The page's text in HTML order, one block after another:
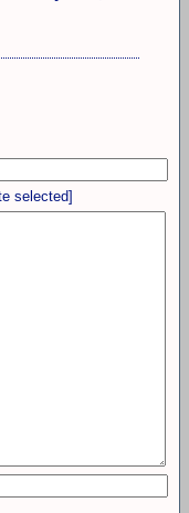
selected]